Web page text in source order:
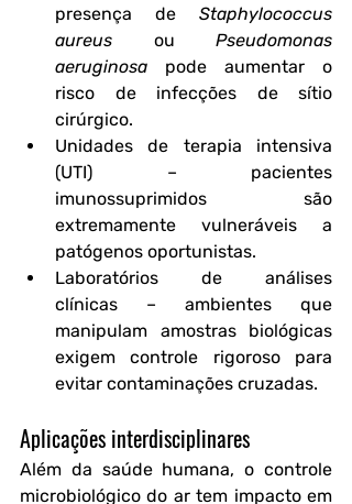
presença de Staphylococcus
aureus ou Pseudomonas
aeruginosa pode aumentar o
risco de infecções de sítio
cirúrgico.
Unidades de terapia intensiva
(UTI) – pacientes
imunossuprimidos são
extremamente vulneráveis a
patógenos oportunistas.
Laboratórios de análises
clínicas – ambientes que
manipulam amostras biológicas
exigem controle rigoroso para
evitar contaminações cruzadas.
Aplicações interdisciplinares
Além da saúde humana, o controle
microbiológico do ar tem impacto em